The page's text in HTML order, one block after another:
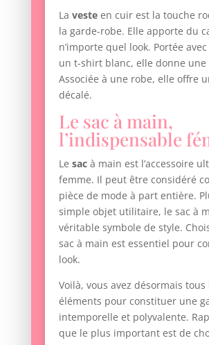
La vesteen cuir est la touche
la garde-robe. Elle apporte du
n’importe quel look. Portée
un t-shirt blanc, elle donne une
Associée à une robe, elle offre
décalé.
Le sac à main,
l’indispensable
Le sacà main est l’accessoire
femme. Il peut être considéré
pièce de mode à part entière.
simple objet utilitaire, le sac à
véritable symbole de style.
sac à main est essentiel pour
look.
Voilà, vous avez désormais tous
éléments pour constituer une
intemporelle et polyvalente.
que le plus important est de